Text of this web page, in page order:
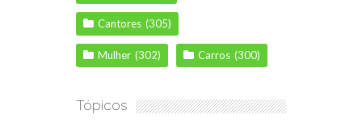
Cantores (305)
Mulher (302) Carros (300)
Tópicos